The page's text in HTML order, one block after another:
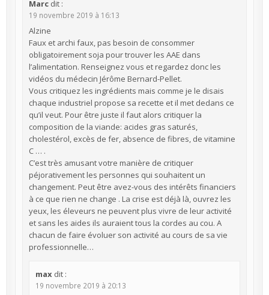
Marc dit :
19 novembre 2019 à 16:13
Alzine
Faux et archi faux, pas besoin de consommer
obligatoirement soja pour trouver les AAE dans
l’alimentation. Renseignez vous et regardez donc les
vidéos du médecin Jérôme Bernard-Pellet.
Vous critiquez les ingrédients mais comme je le disais
chaque industriel propose sa recette et il met dedans ce
qu’il veut. Pour être juste il faut alors critiquer la
composition de la viande: acides gras saturés,
cholestérol, excès de fer, absence de fibres, de vitamine
C … .
C’est très amusant votre manière de critiquer
péjorativement les personnes qui souhaitent un
changement. Peut être avez-vous des intérêts financiers
à ce que rien ne change . La crise est déjà là, ouvrez les
yeux, les éleveurs ne peuvent plus vivre de leur activité
et sans les aides ils auraient tous la cordes au cou. A
chacun de faire évoluer son activité au cours de sa vie
professionnelle…
max dit :
19 novembre 2019 à 20:13